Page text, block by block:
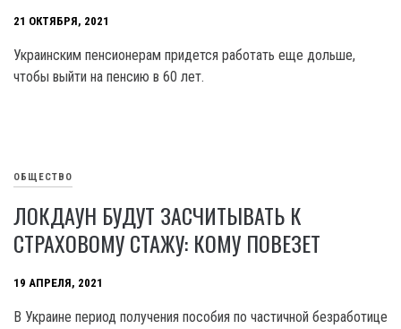
21 ОКТЯБРЯ, 2021
Украинским пенсионерам придется работать еще дольше,
чтобы выйти на пенсию в 60 лет.
ОБЩЕСТВО
ЛОКДАУН БУДУТ ЗАСЧИТЫВАТЬ К
СТРАХОВОМУ СТАЖУ: КОМУ ПОВЕЗЕТ
19 АПРЕЛЯ, 2021
В Украине период получения пособия по частичной безработице